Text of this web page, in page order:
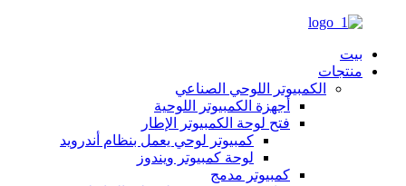
بيت
منتجات
الكمبيوتر اللوحي الصناعي
أجهزة الكمبيوتر اللوحية
فتح لوحة الكمبيوتر الإطار
كمبيوتر لوحي يعمل بنظام أندرويد
لوحة كمبيوتر ويندوز
كمبيوتر مدمج